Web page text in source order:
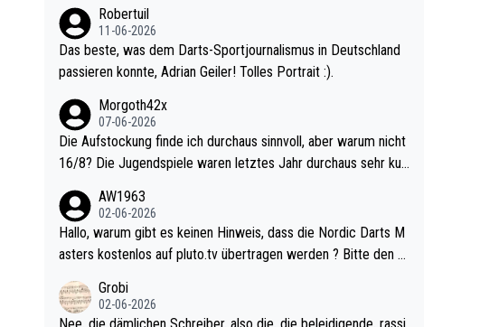
Robertuil
11-06-2026
Das beste, was dem Darts-Sportjournalismus in Deutschland
passieren konnte, Adrian Geiler! Tolles Portrait :).
Morgoth42x
07-06-2026
Die Aufstockung finde ich durchaus sinnvoll, aber warum nicht
16/8? Die Jugendspiele waren letztes Jahr durchaus sehr kur
l. Allerdings ist Mitchell Lawrie als Nummer 1 der Welt eh quali
fiziert. Somit ändert die automatische Qualifikation des Weltm
eisters erstmal nichts. Ich denke sie wollen damit für nächste
d wohl wenig WDF Turniere spielen. Dies war bei Archie Self l
etztes Jahr der Fall. Er musste als amtierender Weltmeister d
AW1963
02-06-2026
Hallo, warum gibt es keinen Hinweis, dass die Nordic Darts M
asters kostenlos auf pluto.tv übertragen werden ? Bitte den A
Grobi
02-06-2026